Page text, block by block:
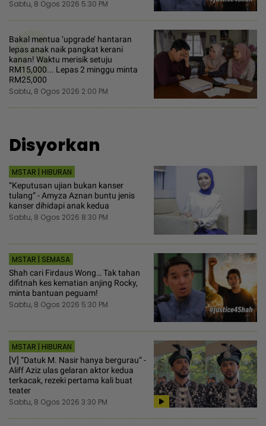
Sabtu, 8 Ogos 2026 5:30 PM
6
Bakal mentua ‘upgrade’ hantaran
lepas anak naik pangkat kerani
kanan! Waktu merisik setuju
RM15,000... Lepas 2 minggu minta
RM25,000
Sabtu, 8 Ogos 2026 2:00 PM
Disyorkan
MSTAR | HIBURAN
“Keputusan ujian bukan kanser
tulang“ - Amyza Aznan buntu jenis
kanser dihidapi anak kedua
Sabtu, 8 Ogos 2026 8:30 PM
MSTAR | SEMASA
Shah cari Firdaus Wong… Tak tahan
difitnah kes kematian anjing Rocky,
minta bantuan peguam!
Sabtu, 8 Ogos 2026 5:30 PM
MSTAR | HIBURAN
[V] “Datuk M. Nasir hanya bergurau“ -
Aliff Aziz ulas gelaran aktor kedua
terkacak, rezeki pertama kali buat
teater
Sabtu, 8 Ogos 2026 3:30 PM